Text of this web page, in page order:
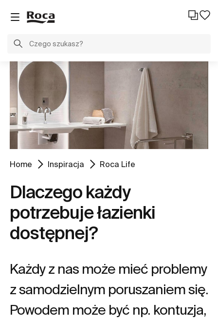
Home Inspiracja Roca Life
Dlaczego każdy
potrzebuje łazienki
dostępnej?
Każdy z nas może mieć problemy
z samodzielnym poruszaniem się.
Powodem może być np. kontuzja,